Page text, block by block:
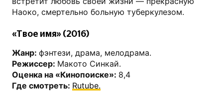
Наоко, смертельно больную туберкулезом.
«Твое имя» (2016)
Жанр: фэнтези, драма, мелодрама.
Режиссер: Макото Синкай.
Оценка на «Кинопоиске»: 8,4
Где смотреть: Rutube.